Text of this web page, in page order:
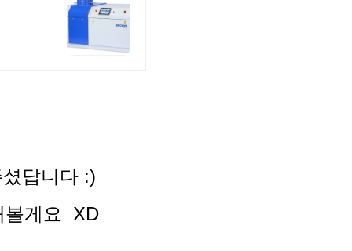
답니다 :)
볼게요 XD